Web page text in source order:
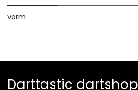
vorm
Darttastic dartshop